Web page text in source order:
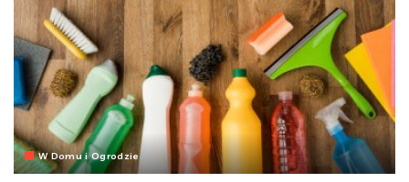
W Domu i Ogrodzie